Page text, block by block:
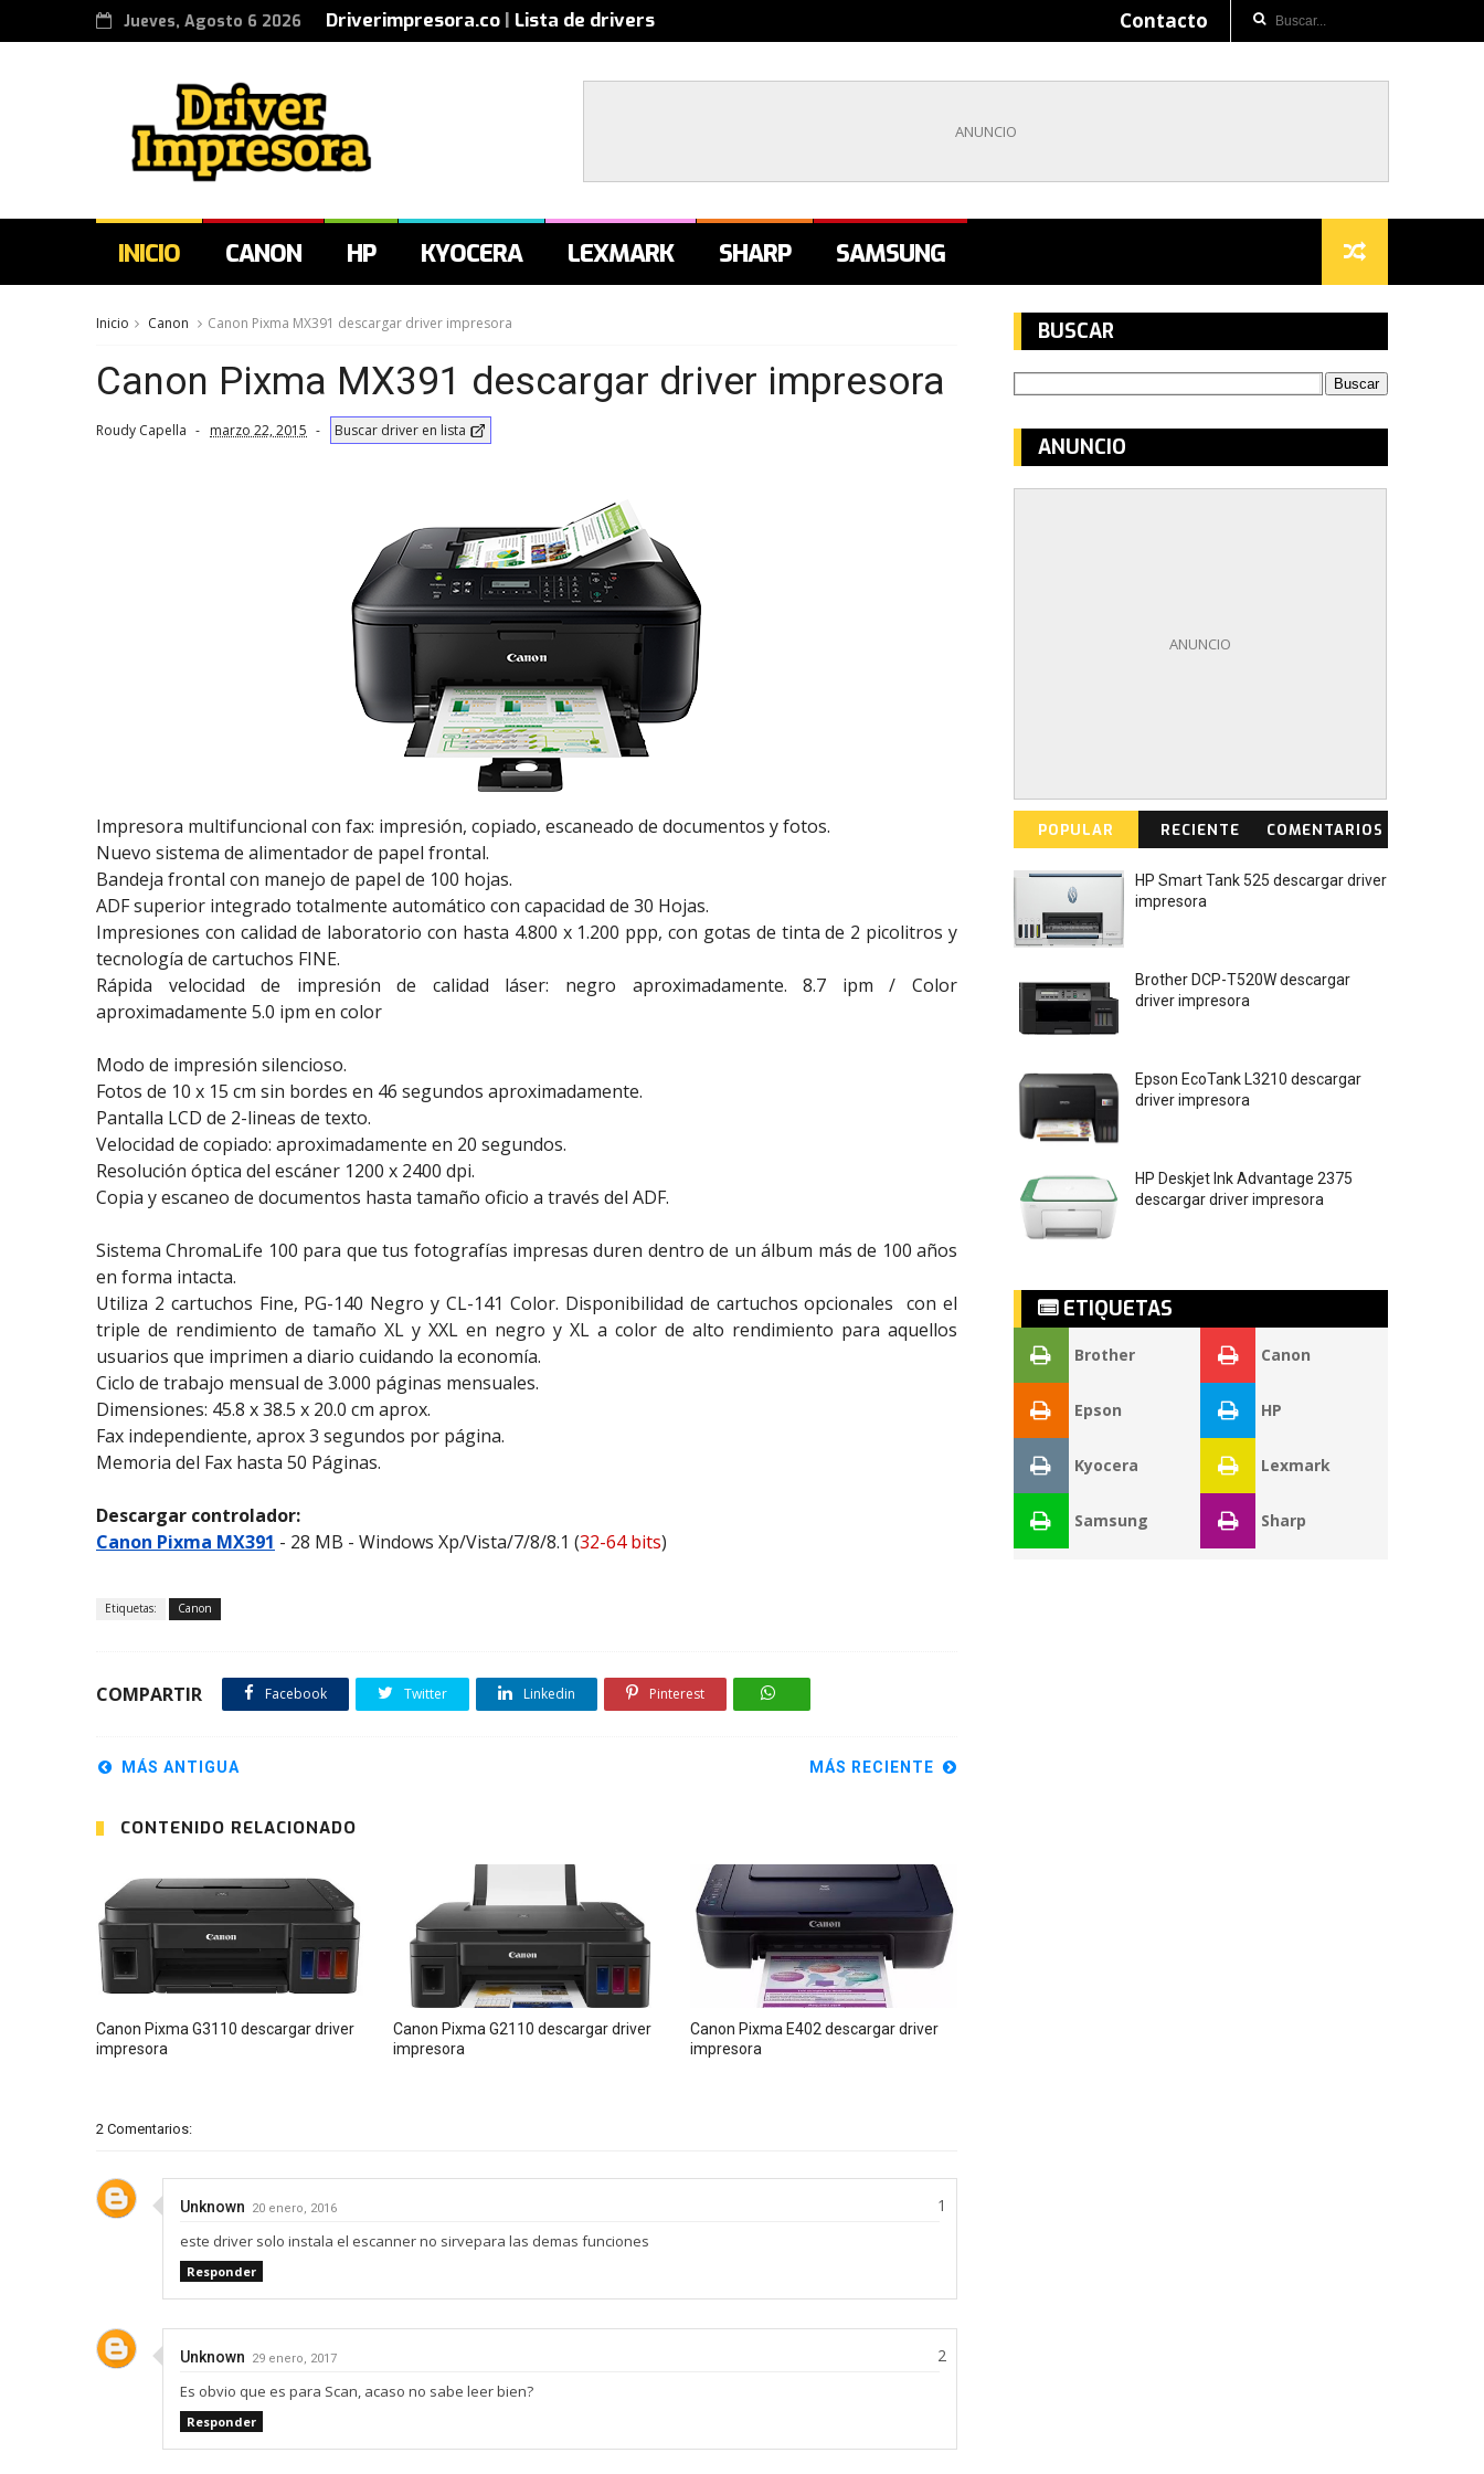
Jueves, Agosto 6 2026 Driverimpresora.co | Lista de drivers Contacto
INICIO CANON HP KYOCERA LEXMARK SHARP SAMSUNG
Inicio Canon Canon Pixma MX391 descargar driver impresora
Canon Pixma MX391 descargar driver impresora
Roudy Capella marzo 22, 2015 Buscar driver en lista
Impresora multifuncional con fax: impresión, copiado, escaneado de documentos y fotos.
Nuevo sistema de alimentador de papel frontal.
Bandeja frontal con manejo de papel de 100 hojas.
ADF superior integrado totalmente automático con capacidad de 30 Hojas.
Impresiones con calidad de laboratorio con hasta 4.800 x 1.200 ppp, con gotas de tinta de 2 picolitros y
tecnología de cartuchos FINE.
Rápida velocidad de impresión de calidad láser: negro aproximadamente. 8.7 ipm / Color
aproximadamente 5.0 ipm en color
Modo de impresión silencioso.
Fotos de 10 x 15 cm sin bordes en 46 segundos aproximadamente.
Pantalla LCD de 2-lineas de texto.
Velocidad de copiado: aproximadamente en 20 segundos.
Resolución óptica del escáner 1200 x 2400 dpi.
Copia y escaneo de documentos hasta tamaño oficio a través del ADF.
Sistema ChromaLife 100 para que tus fotografías impresas duren dentro de un álbum más de 100 años
en forma intacta.
Utiliza 2 cartuchos Fine, PG-140 Negro y CL-141 Color. Disponibilidad de cartuchos opcionales con el
triple de rendimiento de tamaño XL y XXL en negro y XL a color de alto rendimiento para aquellos
usuarios que imprimen a diario cuidando la economía.
Ciclo de trabajo mensual de 3.000 páginas mensuales.
Dimensiones: 45.8 x 38.5 x 20.0 cm aprox.
Fax independiente, aprox 3 segundos por página.
Memoria del Fax hasta 50 Páginas.
Descargar controlador:
Canon Pixma MX391 - 28 MB - Windows Xp/Vista/7/8/8.1 (32-64 bits)
Etiquetas: Canon
COMPARTIR Facebook Twitter Linkedin Pinterest
MÁS RECIENTE
MÁS ANTIGUA
CONTENIDO RELACIONADO
Canon Pixma G3110 descargar driver
impresora
Canon Pixma G2110 descargar driver
impresora
Canon Pixma E402 descargar driver
impresora
2 Comentarios:
Unknown 20 enero, 2016
este driver solo instala el escanner no sirvepara las demas funciones
Responder
Unknown 29 enero, 2017
Es obvio que es para Scan, acaso no sabe leer bien?
Responder
BUSCAR
ANUNCIO
POPULAR RECIENTE COMENTARIOS
HP Smart Tank 525 descargar driver
impresora
Brother DCP-T520W descargar
driver impresora
Epson EcoTank L3210 descargar
driver impresora
HP Deskjet Ink Advantage 2375
descargar driver impresora
ETIQUETAS
Brother Canon
Epson HP
Kyocera Lexmark
Samsung Sharp